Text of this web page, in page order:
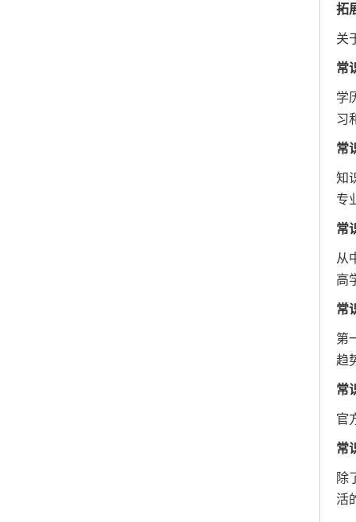
拓
关
常
学
习
常
知
专
常
从
高
常
第
趋
常
官
常
除
活